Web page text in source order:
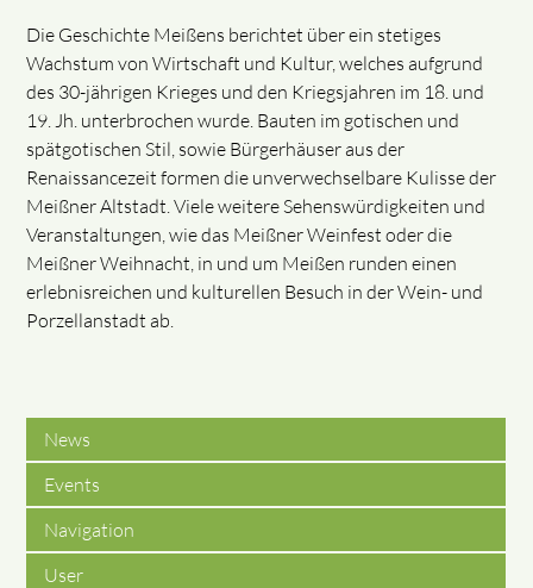
Die Geschichte Meißens berichtet über ein stetiges
Wachstum von Wirtschaft und Kultur, welches aufgrund
des 30-jährigen Krieges und den Kriegsjahren im 18. und
19. Jh. unterbrochen wurde. Bauten im gotischen und
spätgotischen Stil, sowie Bürgerhäuser aus der
Renaissancezeit formen die unverwechselbare Kulisse der
Meißner Altstadt. Viele weitere Sehenswürdigkeiten und
Veranstaltungen, wie das Meißner Weinfest oder die
Meißner Weihnacht, in und um Meißen runden einen
erlebnisreichen und kulturellen Besuch in der Wein- und
Porzellanstadt ab.
News
Events
Navigation
User